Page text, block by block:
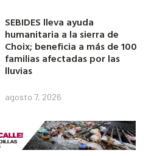
SEBIDES lleva ayuda
humanitaria a la sierra de
Choix; beneficia a más de 100
familias afectadas por las
lluvias
agosto 7, 2026